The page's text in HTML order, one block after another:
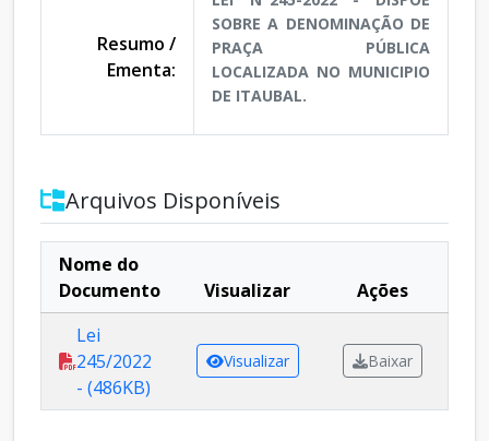
Resumo /
Ementa:
SOBRE A DENOMINAÇÃO DE
PRAÇA PÚBLICA
LOCALIZADA NO MUNICIPIO
DE ITAUBAL.
Arquivos Disponíveis
Nome do
Documento
Visualizar
Ações
Lei
245/2022
- (486KB)
Visualizar Baixar